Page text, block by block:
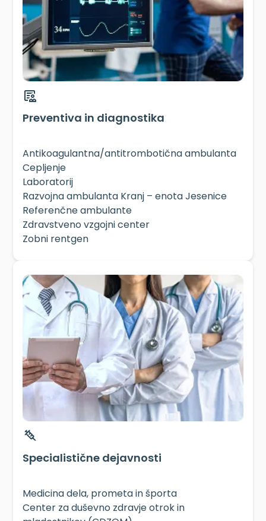
Preventiva in diagnostika
Antikoagulantna/antitrombotična ambulanta
Cepljenje
Laboratorij
Razvojna ambulanta Kranj – enota Jesenice
Referenčne ambulante
Zdravstveno vzgojni center
Zobni rentgen
Specialistične dejavnosti
Medicina dela, prometa in športa
Center za duševno zdravje otrok in